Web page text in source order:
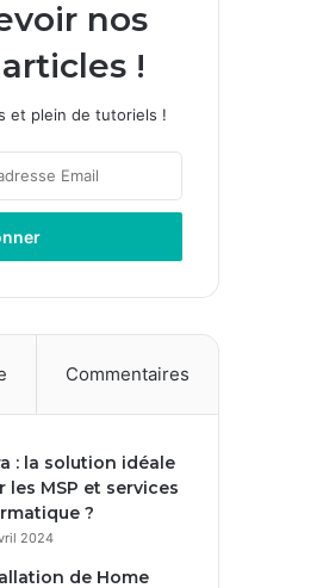
nos
!
et plein de tutoriels !
Commentaires
: la solution idéale
les MSP et services
?
2024
de Home